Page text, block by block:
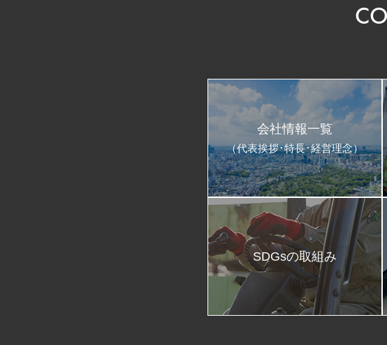
会社情報一覧
（代表挨拶･特長･経営理念）
SDGsの取組み